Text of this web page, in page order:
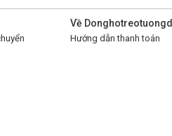
Về
Hướng dẫn thanh toán